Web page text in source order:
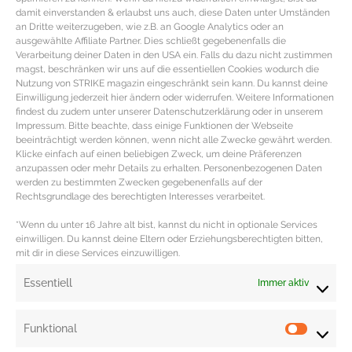
damit einverstanden & erlaubst uns auch, diese Daten unter Umständen
an Dritte weiterzugeben, wie z.B. an Google Analytics oder an
ausgewählte Affiliate Partner. Dies schließt gegebenenfalls die
Verarbeitung deiner Daten in den USA ein. Falls du dazu nicht zustimmen
magst, beschränken wir uns auf die essentiellen Cookies wodurch die
Nutzung von STRIKE magazin eingeschränkt sein kann. Du kannst deine
Einwilligung jederzeit hier ändern oder widerrufen. Weitere Informationen
findest du zudem unter unserer Datenschutzerklärung oder in unserem
Impressum. Bitte beachte, dass einige Funktionen der Webseite
beeinträchtigt werden können, wenn nicht alle Zwecke gewährt werden.
Klicke einfach auf einen beliebigen Zweck, um deine Präferenzen
anzupassen oder mehr Details zu erhalten. Personenbezogenen Daten
werden zu bestimmten Zwecken gegebenenfalls auf der
Rechtsgrundlage des berechtigten Interesses verarbeitet.
*Wenn du unter 16 Jahre alt bist, kannst du nicht in optionale Services
einwilligen. Du kannst deine Eltern oder Erziehungsberechtigten bitten,
mit dir in diese Services einzuwilligen.
Essentiell Immer aktiv
Funktional
werden können. Außerdem gibt es kaum Lebensmittel, die nur ausschließlich
Kohlenhydrate oder Eiweiß enthalten. Die der Trennkost zugrunde liegende
Theorie ist damit widerlegt und die Diät wird vor allem in
Wissenschaftskreisen scharf kritisiert. Und dennoch entscheiden sich auch
heute noch viele ganz bewusst für die Trennung von Kohlenhydraten und
Eiweiß. Gesundheitsgefährdend ist Trennkost übrigens nicht. Risiken birgt der
Trend nur, wenn die Ernährung zu einseitig ausfällt.
Trennkost Rezepte gibt es auf der Strike
magazin Rezeptseite.
Redaktion: Katja Reichgardt